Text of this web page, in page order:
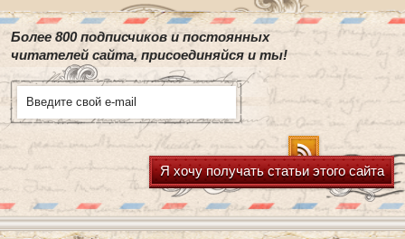
Более 800 подписчиков и постоянных
читателей сайта, присоединяйся и ты!
Я хочу получать статьи этого сайта